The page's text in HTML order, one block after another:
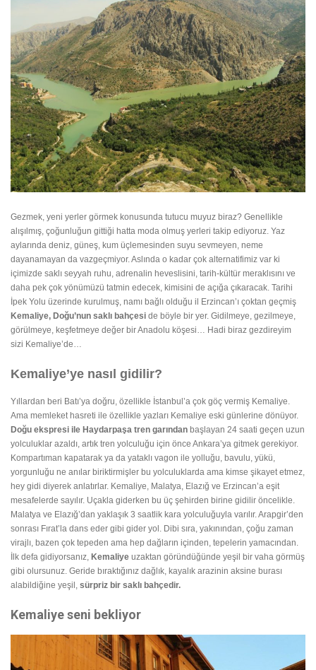
Gezmek, yeni yerler görmek konusunda tutucu muyuz biraz? Genellikle
alışılmış, çoğunluğun gittiği hatta moda olmuş yerleri takip ediyoruz. Yaz
aylarında deniz, güneş, kum üçlemesinden suyu sevmeyen, neme
dayanamayan da vazgeçmiyor. Aslında o kadar çok alternatifimiz var ki
içimizde saklı seyyah ruhu, adrenalin heveslisini, tarih-kültür meraklısını ve
daha pek çok yönümüzü tatmin edecek, kimisini de açığa çıkaracak. Tarihi
İpek Yolu üzerinde kurulmuş, namı bağlı olduğu il Erzincan’ı çoktan geçmiş
Kemaliye, Doğu’nun saklı bahçesi de böyle bir yer. Gidilmeye, gezilmeye,
görülmeye, keşfetmeye değer bir Anadolu köşesi… Hadi biraz gezdireyim
sizi Kemaliye’de…
Kemaliye’ye nasıl gidilir?
Yıllardan beri Batı’ya doğru, özellikle İstanbul’a çok göç vermiş Kemaliye.
Ama memleket hasreti ile özellikle yazları Kemaliye eski günlerine dönüyor.
Doğu ekspresi ile Haydarpaşa tren garından başlayan 24 saati geçen uzun
yolculuklar azaldı, artık tren yolculuğu için önce Ankara’ya gitmek gerekiyor.
Kompartıman kapatarak ya da yataklı vagon ile yolluğu, bavulu, yükü,
yorgunluğu ne anılar biriktirmişler bu yolculuklarda ama kimse şikayet etmez,
hey gidi diyerek anlatırlar. Kemaliye, Malatya, Elazığ ve Erzincan’a eşit
mesafelerde sayılır. Uçakla giderken bu üç şehirden birine gidilir öncelikle.
Malatya ve Elazığ’dan yaklaşık 3 saatlik kara yolculuğuyla varılır. Arapgir’den
sonrası Fırat’la dans eder gibi gider yol. Dibi sıra, yakınından, çoğu zaman
virajlı, bazen çok tepeden ama hep dağların içinden, tepelerin yamacından.
İlk defa gidiyorsanız, Kemaliye uzaktan göründüğünde yeşil bir vaha görmüş
gibi olursunuz. Geride bıraktığınız dağlık, kayalık arazinin aksine burası
alabildiğine yeşil, sürpriz bir saklı bahçedir.
Kemaliye seni bekliyor